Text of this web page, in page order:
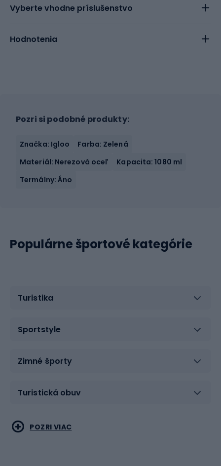
Vyberte vhodne príslušenstvo
Hodnotenia
Pozri si podobné produkty:
Značka: Igloo
Farba: Zelená
Materiál: Nerezová oceľ
Kapacita: 1080 ml
Termálny: Áno
Populárne športové kategórie
Turistika
Sportstyle
Zimné športy
Turistická obuv
Vodné športy
Bojové umenia
POZRI VIAC